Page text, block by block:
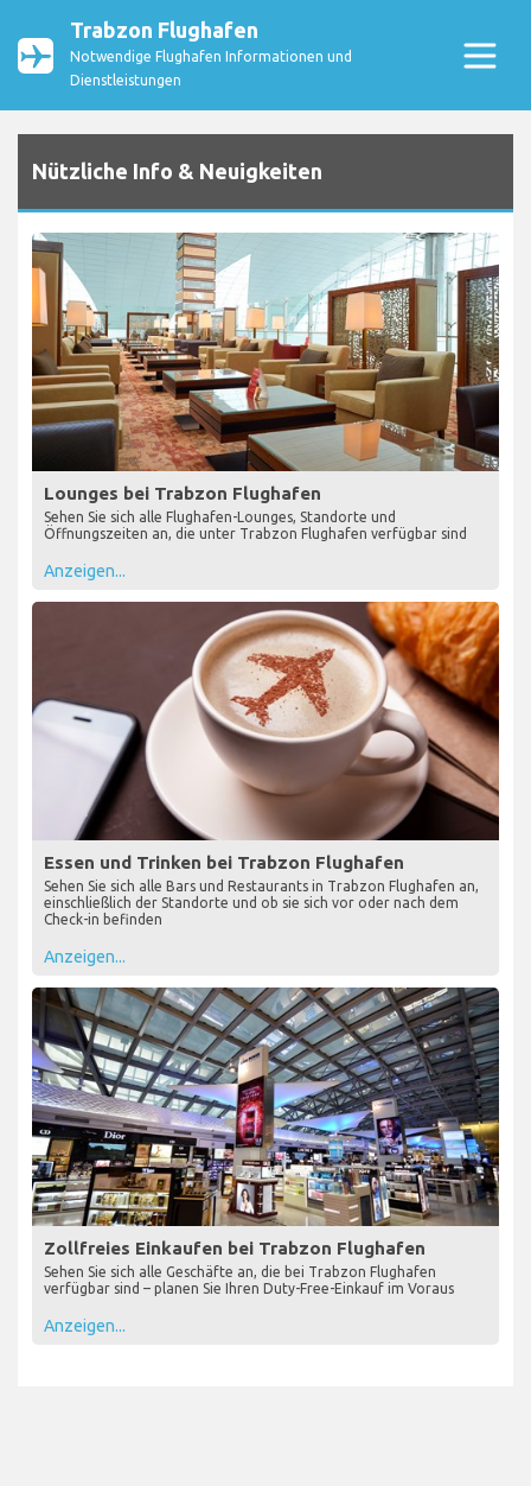
Trabzon Flughafen
Notwendige Flughafen Informationen und
Dienstleistungen
Nützliche Info & Neuigkeiten
Lounges bei Trabzon Flughafen
Sehen Sie sich alle Flughafen-Lounges, Standorte und
Öffnungszeiten an, die unter Trabzon Flughafen verfügbar sind
Anzeigen...
Essen und Trinken bei Trabzon Flughafen
Sehen Sie sich alle Bars und Restaurants in Trabzon Flughafen an,
einschließlich der Standorte und ob sie sich vor oder nach dem
Check-in befinden
Anzeigen...
Zollfreies Einkaufen bei Trabzon Flughafen
Sehen Sie sich alle Geschäfte an, die bei Trabzon Flughafen
verfügbar sind – planen Sie Ihren Duty-Free-Einkauf im Voraus
Anzeigen...